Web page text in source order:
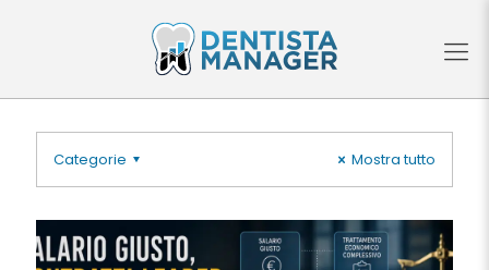
Categorie Mostra tutto